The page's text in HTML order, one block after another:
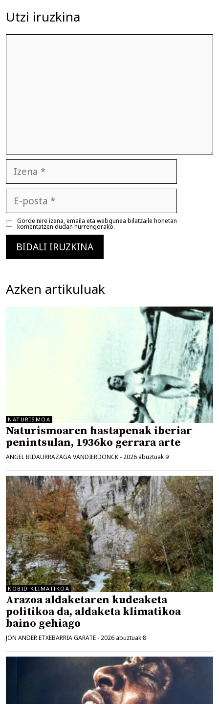
Utzi iruzkina
posta
Gorde nire izena, emaila eta webgunea bilatzaile honetan
komentatzen dudan hurrengorako.
Azken artikuluak
NATURISMOA
Naturismoaren hastapenak iberiar
penintsulan, 1936ko gerrara arte
ANGEL BIDAURRAZAGA VANDIERDONCK - 2026 abuztuak 9
KOBID KLIMATIKOA
Arazoa aldaketaren kudeaketa
politikoa da, aldaketa klimatikoa
baino gehiago
JON ANDER ETXEBARRIA GARATE - 2026 abuztuak 8